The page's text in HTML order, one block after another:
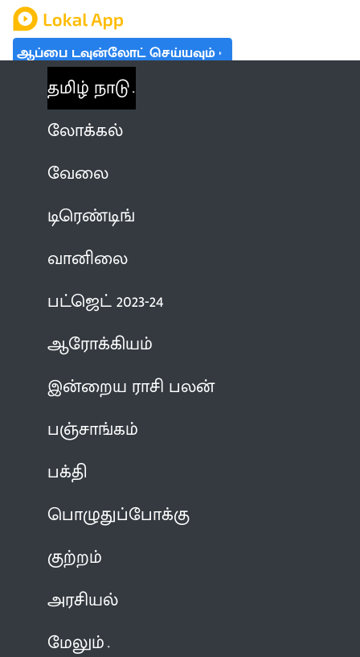
ஆப்பை டவுன்லோட் செய்யவும்
தமிழ் நாடு
லோக்கல்
வேலை
டிரெண்டிங்
வானிலை
பட்ஜெட் 2023-24
ஆரோக்கியம்
இன்றைய ராசி பலன்
பஞ்சாங்கம்
பக்தி
பொழுதுப்போக்கு
குற்றம்
அரசியல்
மேலும்